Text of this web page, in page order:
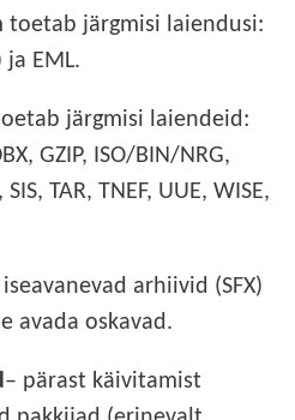
toetab järgmisi laiendusi:
ja EML.
järgmisi laiendeid:
GZIP, ISO/BIN/NRG,
TAR, TNEF, UUE, WISE,
iseavanevad arhiivid (SFX)
avada oskavad.
– pärast käivitamist